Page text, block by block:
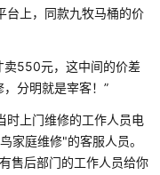
台上，同款九牧马桶的价
卖550元，这中间的价差
分明就是宰客！”
时上门维修的工作人员电
家庭维修"的客服人员。
售后部门的工作人员给你